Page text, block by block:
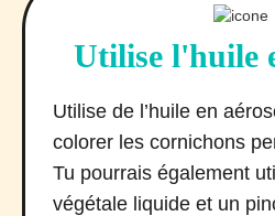
Utilise l'huile
Utilise de l’huile en
colorer les cornichons
Tu pourrais également
végétale liquide et un